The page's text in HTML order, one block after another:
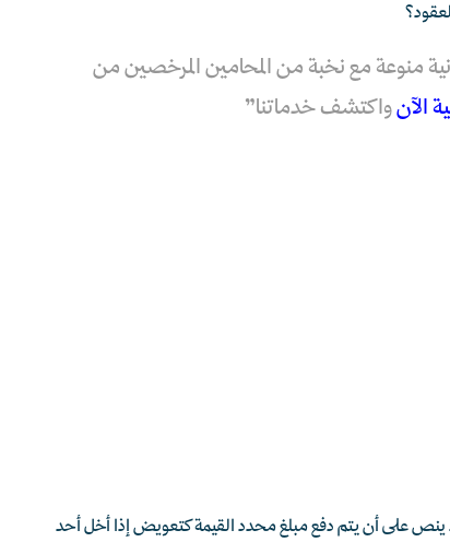
منوعة مع نخبة من المحامين المرخصين من
الآنواكتشف خدماتنا”
ينص على أن يتم دفع مبلغ محدد القيمة كتعويض إذا أخل أحد